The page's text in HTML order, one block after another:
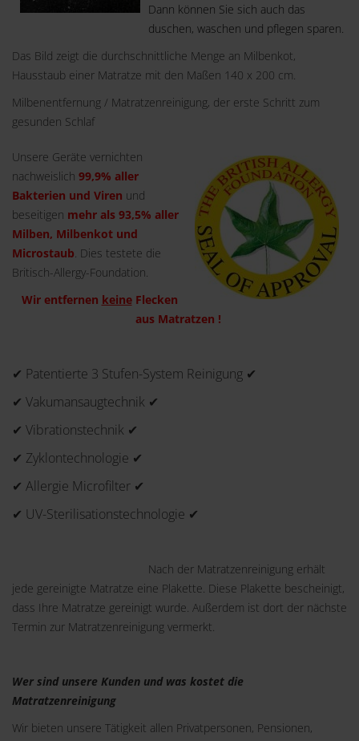
Dann können Sie sich auch das
duschen, waschen und pflegen sparen.
Das Bild zeigt die durchschnittliche Menge an Milbenkot,
Hausstaub einer Matratze mit den Maßen 140 x 200 cm.
Milbenentfernung / Matratzenreinigung, der erste Schritt zum
gesunden Schlaf
Unsere Geräte vernichten
nachweislich 99,9% aller
Bakterien und Viren und
beseitigen mehr als 93,5% aller
Milben, Milbenkot und
Microstaub. Dies testete die
Britisch-Allergy-Foundation.
Wir entfernen keineFlecken
aus Matratzen !
✔ Patentierte 3 Stufen-System Reinigung ✔
✔ Vakumansaugtechnik ✔
✔ Vibrationstechnik ✔
✔ Zyklontechnologie ✔
✔ Allergie Microfilter ✔
✔ UV-Sterilisationstechnologie ✔
Nach der Matratzenreinigung erhält
jede gereinigte Matratze eine Plakette. Diese Plakette bescheinigt,
dass Ihre Matratze gereinigt wurde. Außerdem ist dort der nächste
Termin zur Matratzenreinigung vermerkt.
Wer sind unsere Kunden und was kostet die
Matratzenreinigung
Wir bieten unsere Tätigkeit allen Privatpersonen, Pensionen,